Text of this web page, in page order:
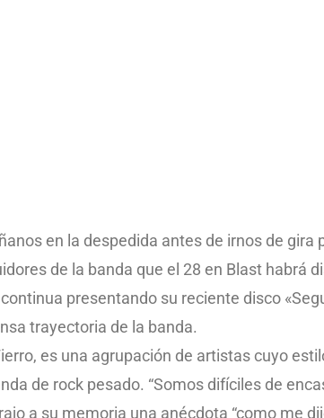
en la despedida antes de irnos de
de la banda que el 28 en Blast habrá
presentando su reciente disco
trayectoria de la banda.
es una agrupación de artistas cuyo
de rock pesado. “Somos difíciles de
a su memoria una anécdota “como me